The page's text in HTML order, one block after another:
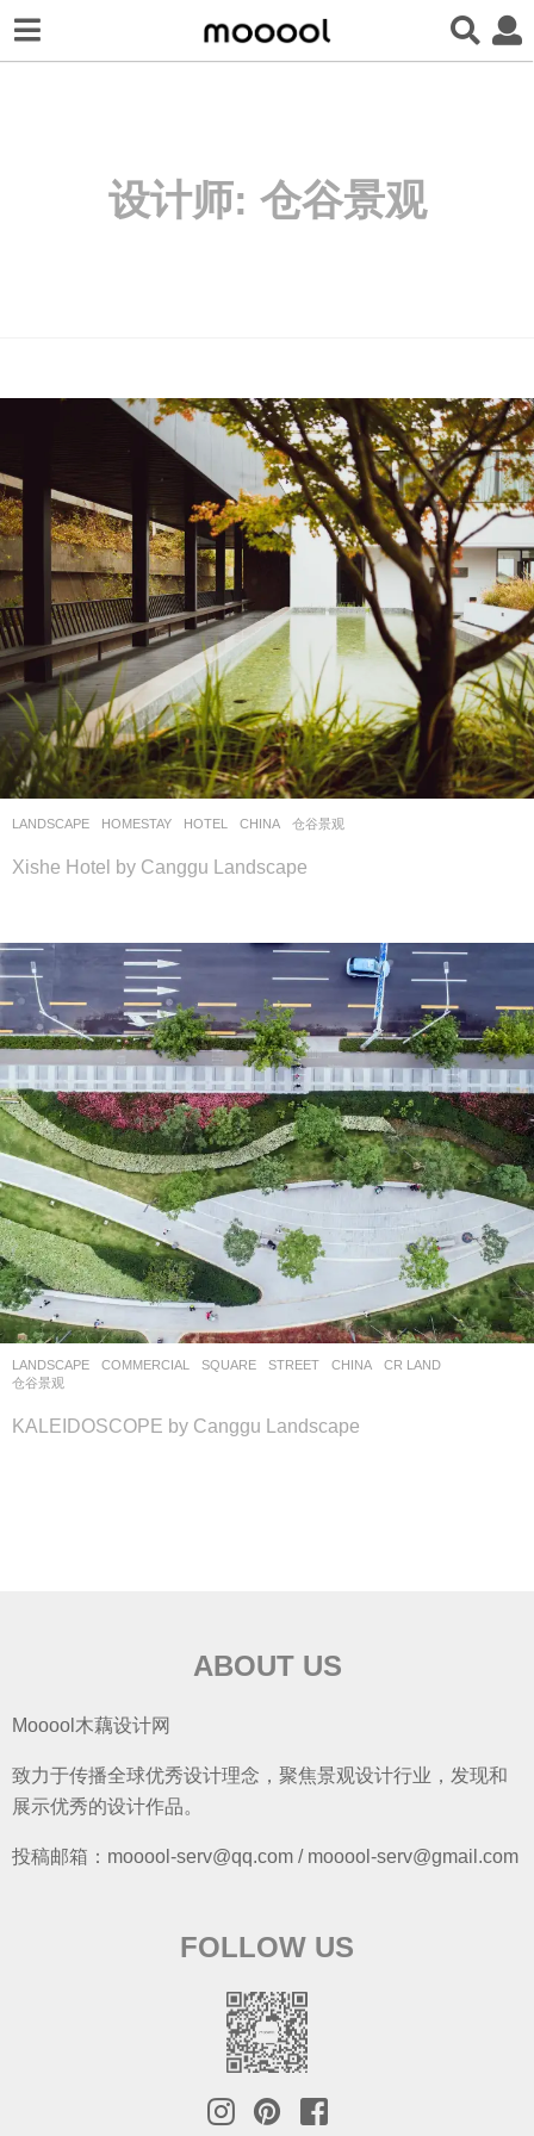
设计师: 仓谷景观
LANDSCAPE HOMESTAY ,HOTEL CHINA 仓谷景观
Xishe Hotel by Canggu Landscape
LANDSCAPE COMMERCIAL ,SQUARE ,STREET CHINA
CR LAND
仓谷景观
KALEIDOSCOPE by Canggu Landscape
ABOUT US
Mooool木藕设计网
致力于传播全球优秀设计理念，聚焦景观设计行业，发现和
展示优秀的设计作品。
投稿邮箱：mooool-serv@qq.com / mooool-serv@gmail.com
FOLLOW US